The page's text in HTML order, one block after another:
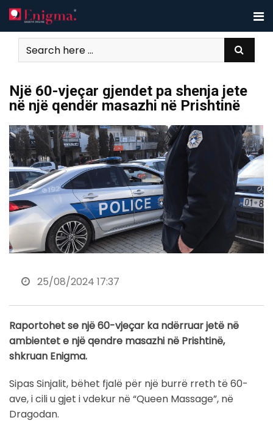
Skip
to
content
Një 60-vjeçar gjendet pa shenja jete
në një qendër masazhi në Prishtinë
25/08/2024 17:37
Raportohet se një 60-vjeçar ka ndërruar jetë në
ambientet e një qendre masazhi në Prishtinë,
shkruan Enigma.
Sipas Sinjalit, bëhet fjalë për një burrë rreth të 60-
ave, i cili u gjet i vdekur në “Queen Massage”, në
Dragodan.